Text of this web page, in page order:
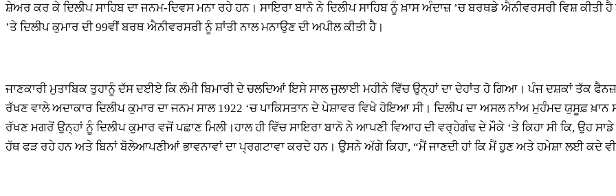
ਸ਼ੇਅਰ ਕਰ ਕੇ ਦਿਲੀਪ ਸਾਹਿਬ ਦਾ ਜਨਮ-ਦਿਵਸ ਮਨਾ ਰਹੇ ਹਨ। ਸਾਇਰਾ ਬਾਨੋ ਨੇ ਦਿਲੀਪ ਸਾਹਿਬ ਨੂੰ ਖ਼ਾਸ ਅੰਦਾਜ਼ ’ਚ ਬਰਥਡੇ ਐਨੀਵਰਸਰੀ ਵਿਸ਼ ਕੀਤੀ
’ਤੇ ਦਿਲੀਪ ਕੁਮਾਰ ਦੀ 99ਵੀਂ ਬਰਥ ਐਨੀਵਰਸਰੀ ਨੂੰ ਸ਼ਾਂਤੀ ਨਾਲ ਮਨਾਉਣ ਦੀ ਅਪੀਲ ਕੀਤੀ ਹੈ।
ਜਾਣਕਾਰੀ ਮੁਤਾਬਿਕ ਤੁਹਾਨੂੰ ਦੱਸ ਦਈਏ ਕਿ ਲੰਮੀ ਬਿਮਾਰੀ ਦੇ ਚਲਦਿਆਂ ਇਸੇ ਸਾਲ ਜੁਲਾਈ ਮਹੀਨੇ ਵਿੱਚ ਉਨ੍ਹਾਂ ਦਾ ਦੇਹਾਂਤ ਹੋ ਗਿਆ। ਪੰਜ ਦਸ਼ਕਾਂ ਤੱਕ
ਰੱਖਣ ਵਾਲੇ ਅਦਾਕਾਰ ਦਿਲੀਪ ਕੁਮਾਰ ਦਾ ਜਨਮ ਸਾਲ 1922 ‘ਚ ਪਾਕਿਸਤਾਨ ਦੇ ਪੇਸ਼ਾਵਰ ਵਿਖੇ ਹੋਇਆ ਸੀ। ਦਿਲੀਪ ਦਾ ਅਸਲ ਨਾਂਅ ਮੁਹੰਮਦ ਯੁਸੂਫ਼ ਖ਼ਾਨ
ਰੱਖਣ ਮਗਰੋਂ ਉਨ੍ਹਾਂ ਨੂੰ ਦਿਲੀਪ ਕੁਮਾਰ ਵਜੋਂ ਪਛਾਣ ਮਿਲੀ।ਹਾਲ ਹੀ ਵਿੱਚ ਸਾਇਰਾ ਬਾਨੋ ਨੇ ਆਪਣੀ ਵਿਆਹ ਦੀ ਵਰ੍ਹੇਗੰਢ ਦੇ ਮੌਕੇ ‘ਤੇ ਕਿਹਾ ਸੀ ਕਿ, ਉਹ ਸਾਡੇ
ਹੱਥ ਫੜ ਰਹੇ ਹਨ ਅਤੇ ਬਿਨਾਂ ਬੋਲੇ​ਆਪਣੀਆਂ ਭਾਵਨਾਵਾਂ ਦਾ ਪ੍ਰਗਟਾਵਾ ਕਰਦੇ ਹਨ। ਉਸਨੇ ਅੱਗੇ ਕਿਹਾ, “ਮੈਂ ਜਾਣਦੀ ਹਾਂ ਕਿ ਮੈਂ ਹੁਣ ਅਤੇ ਹਮੇਸ਼ਾ ਲਈ ਕਦੇ ਵੀ